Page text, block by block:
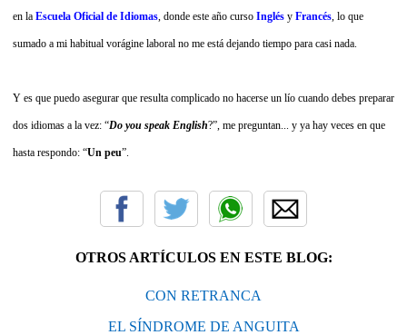
en la Escuela Oficial de Idiomas , donde este año curso Inglés y Francés , lo que
sumado a mi habitual vorágine laboral no me está dejando tiempo para casi nada.
Y es que puedo asegurar que resulta complicado no hacerse un lío cuando debes preparar
dos idiomas a la vez: “Do you speak English?”, me preguntan... y ya hay veces en que
hasta respondo: “Un peu”.
OTROS ARTÍCULOS EN ESTE BLOG:
CON RETRANCA
EL SÍNDROME DE ANGUITA